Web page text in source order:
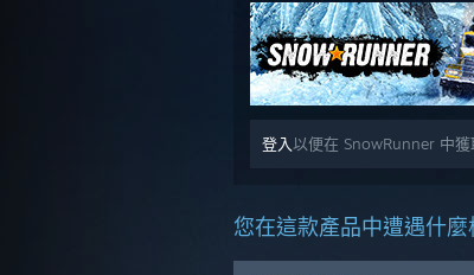
登入 以便在 SnowRunner 中獲
您在這款產品中遭遇什麼